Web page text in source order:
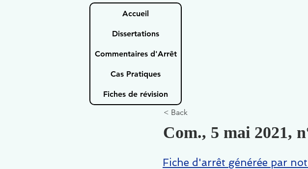
Accueil
Dissertations
Commentaires d'Arrêt
Cas Pratiques
Fiches de révision
< Back
Com., 5 mai 2021,
Fiche d'arrêt générée par